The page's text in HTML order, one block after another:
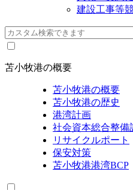
建設工事等
苫小牧港の概要
苫小牧港の概要
苫小牧港の歴史
港湾計画
社会資本総合整備
リサイクルポート
保安対策
苫小牧港港湾BCP